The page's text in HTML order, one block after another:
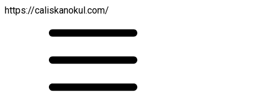
https://caliskanokul.com/